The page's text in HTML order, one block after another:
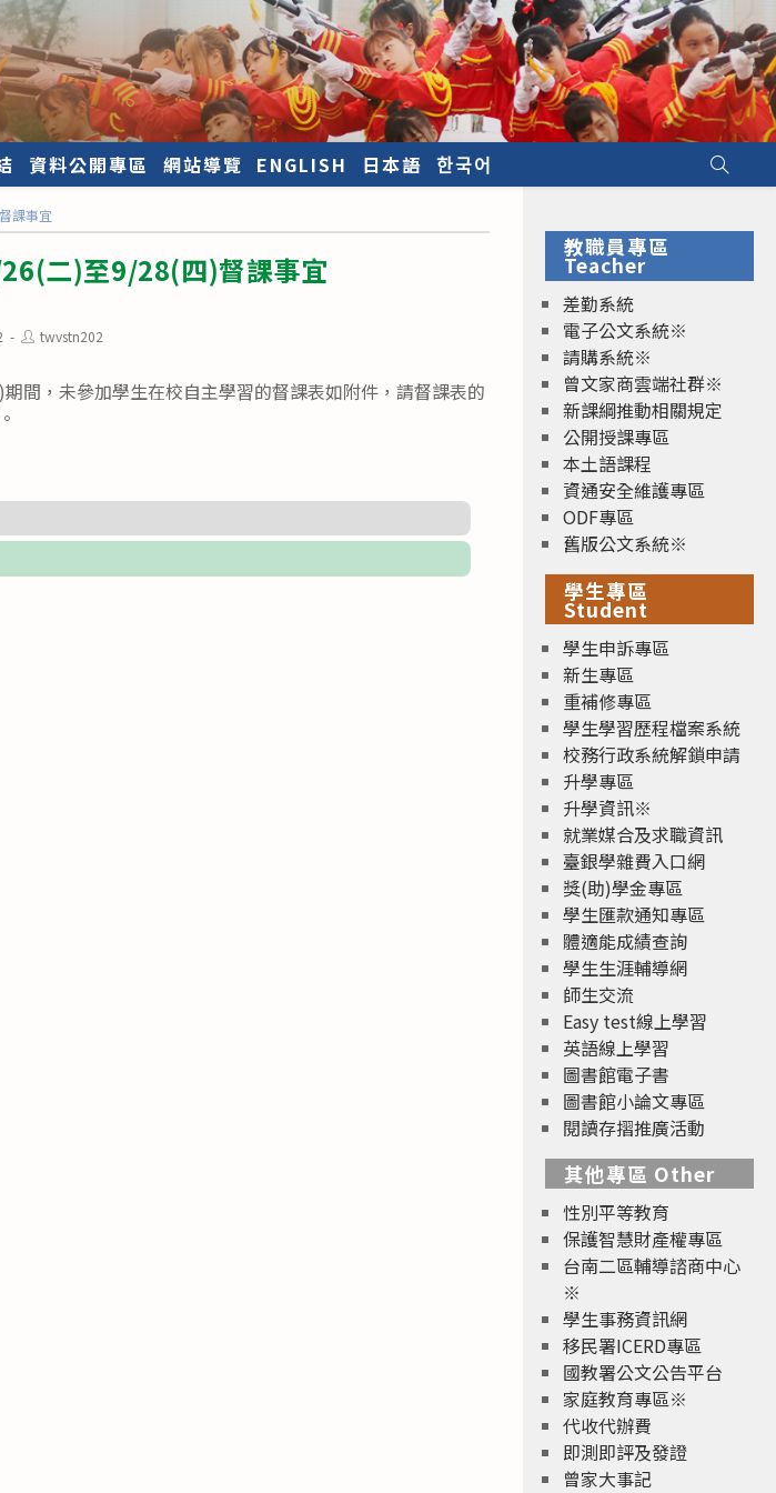
資料公開專區 網站導覽 ENGLISH 日本語 한국어
課事宜
二)至9/28(四)督課事宜
Posttwvstn202
間，未參加學生在校自主學習的督課表如附件，請督課表的
教職員專區
Teacher
差勤系統
電子公文系統※
請購系統※
曾文家商雲端社群※
新課綱推動相關規定
公開授課專區
本土語課程
資通安全維護專區
ODF專區
舊版公文系統※
學生專區
Student
學生申訴專區
新生專區
重補修專區
學生學習歷程檔案系統
校務行政系統解鎖申請
升學專區
升學資訊※
就業媒合及求職資訊
臺銀學雜費入口網
獎(助)學金專區
學生匯款通知專區
體適能成績查詢
學生生涯輔導網
師生交流
Easy test線上學習
英語線上學習
圖書館電子書
圖書館小論文專區
閱讀存摺推廣活動
其他專區 Other
性別平等教育
保護智慧財產權專區
台南二區輔導諮商中心
※
學生事務資訊網
移民署ICERD專區
國教署公文公告平台
家庭教育專區※
代收代辦費
即測即評及發證
曾家大事記